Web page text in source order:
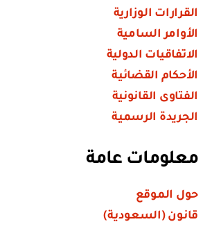
القرارات الوزارية
الأوامر السامية
الاتفاقيات الدولية
الأحكام القضائية
الفتاوى القانونية
الجريدة الرسمية
معلومات عامة
حول الموقع
قانون (السعودية)